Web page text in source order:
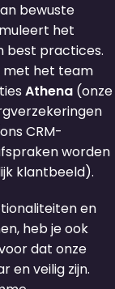
bewuste
het
best practices.
met het team
Athena (onze
CRM-
worden
klantbeeld).
en
heb je ook
dat onze
en veilig zijn.